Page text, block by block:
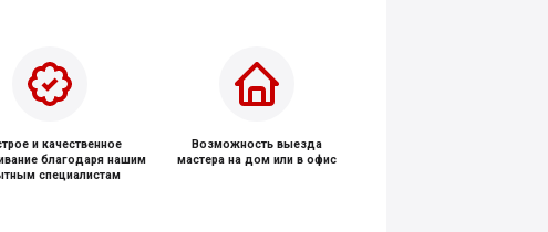
и качественное
благодаря нашим
специалистам
Возможность выезда
мастера на дом или в офис